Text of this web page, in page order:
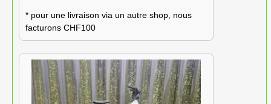
* pour une livraison via un autre shop, nous
facturons CHF100